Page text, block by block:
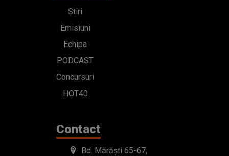
Stiri
Emisiuni
Echipa
PODCAST
Concursuri
HOT40
Contact
Bd. Mărăști 65-67,